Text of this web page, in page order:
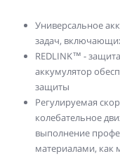
Универсальное
задач,
REDLINK™ -
аккумулятор
защиты
Регулируемая
колебательное
выполнение
материалами, как